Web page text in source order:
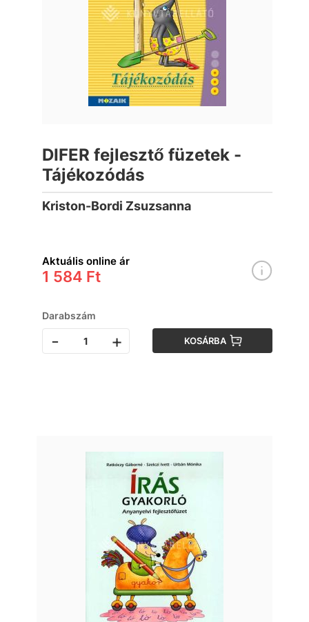
DIFER fejlesztő füzetek -
Tájékozódás
Kriston-Bordi Zsuzsanna
Aktuális online ár
1 584 Ft
Darabszám
- + KOSÁRBA